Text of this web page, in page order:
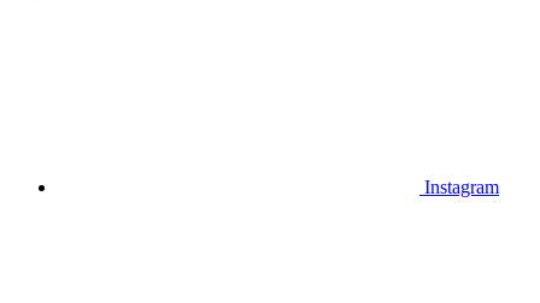
Instagram